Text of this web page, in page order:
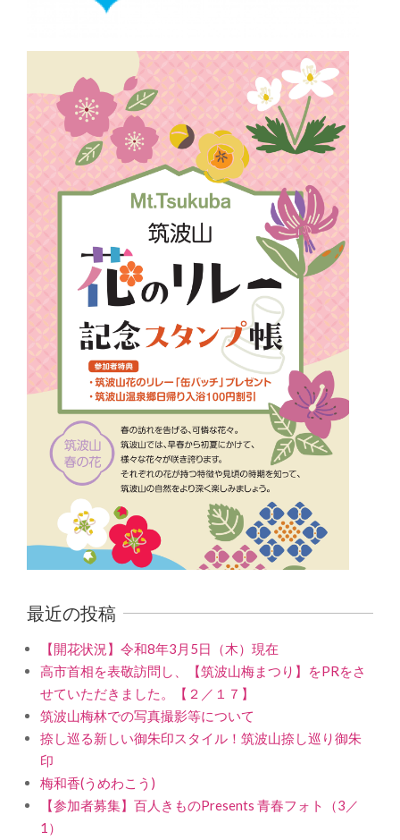
最近の投稿
【開花状況】令和8年3月5日（木）現在
高市首相を表敬訪問し、【筑波山梅まつり】をPRをさ
せていただきました。【２／１７】
筑波山梅林での写真撮影等について
捺し巡る新しい御朱印スタイル！筑波山捺し巡り御朱
印
梅和香(うめわこう)
【参加者募集】百人きものPresents 青春フォト（3／
1）